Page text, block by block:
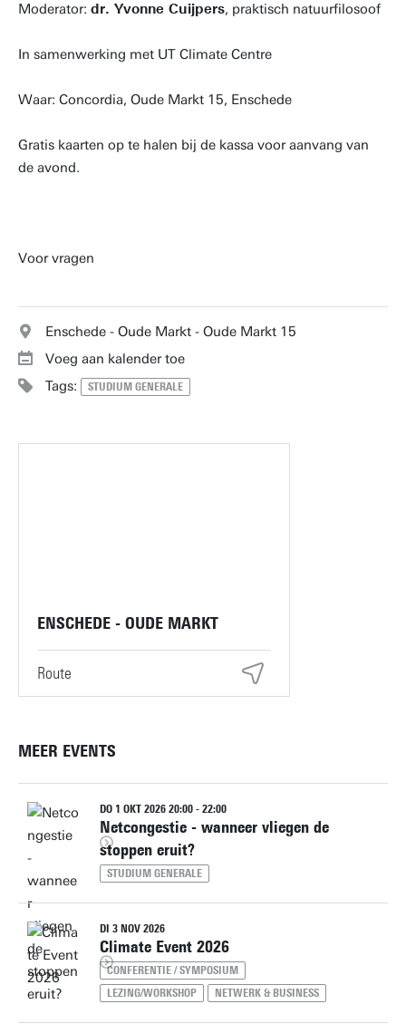
Moderator: dr. Yvonne Cuijpers, praktisch natuurfilosoof
In samenwerking met UT Climate Centre
Waar: Concordia, Oude Markt 15, Enschede
Gratis kaarten op te halen bij de kassa voor aanvang van
de avond.
Voor vragen
Enschede - Oude Markt - Oude Markt 15
Voeg aan kalender toe
Tags:
STUDIUM GENERALE
ENSCHEDE - OUDE MARKT
Route
MEER EVENTS
DO 1 OKT 2026 20:00 - 22:00
Netcongestie - wanneer vliegen de
stoppen eruit?
STUDIUM GENERALE
DI 3 NOV 2026
Climate Event 2026
CONFERENTIE / SYMPOSIUM
LEZING/WORKSHOP
NETWERK & BUSINESS